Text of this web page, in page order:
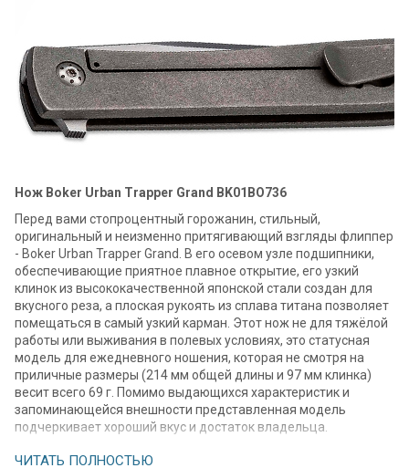
Нож Boker Urban Trapper Grand BK01BO736
Перед вами стопроцентный горожанин, стильный,
оригинальный и неизменно притягивающий взгляды флиппер
- Boker Urban Trapper Grand. В его осевом узле подшипники,
обеспечивающие приятное плавное открытие, его узкий
клинок из высококачественной японской стали создан для
вкусного реза, а плоская рукоять из сплава титана позволяет
помещаться в самый узкий карман. Этот нож не для тяжёлой
работы или выживания в полевых условиях, это статусная
модель для ежедневного ношения, которая не смотря на
приличные размеры (214 мм общей длины и 97 мм клинка)
весит всего 69 г. Помимо выдающихся характеристик и
запоминающейся внешности представленная модель
подчеркивает хороший вкус и достаток владельца.
Сталь
ЧИТАТЬ ПОЛНОСТЬЮ